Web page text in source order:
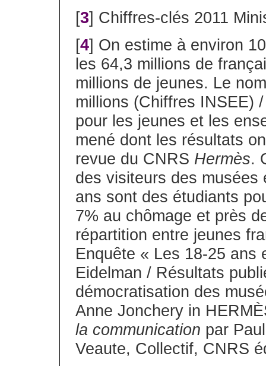
[3] Chiffres-clés 2011
[4] On estime à environ
les 64,3 millions de
millions de jeunes. Le
millions (Chiffres INSEE)
pour les jeunes et les
mené dont les résultats
revue du CNRS Hermès.
des visiteurs des musées
ans sont des étudiants
7% au chômage et près
répartition entre jeunes
Enquête « Les 18-25 ans
Eidelman / Résultats
démocratisation des
Anne Jonchery in
la communication par
Veaute, Collectif, CNRS